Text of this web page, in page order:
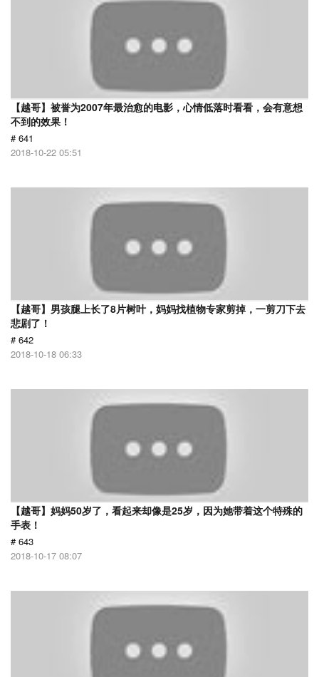
【越哥】被誉为2007年最治愈的电影，心情低落时看看，会有意想
不到的效果！
# 641
2018-10-22 05:51
【越哥】男孩腿上长了8片树叶，妈妈找植物专家剪掉，一剪刀下去
悲剧了！
# 642
2018-10-18 06:33
【越哥】妈妈50岁了，看起来却像是25岁，因为她带着这个特殊的
手表！
# 643
2018-10-17 08:07